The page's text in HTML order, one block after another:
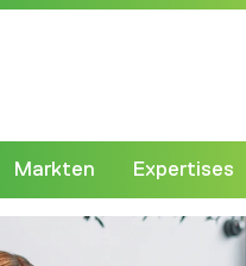
Markten Expertises